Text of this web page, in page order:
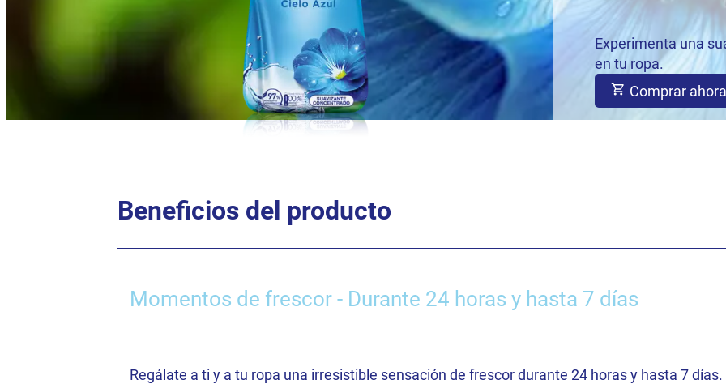
Experimenta una
en tu ropa.
Comprar ahora
Beneficios del producto
Momentos de frescor - Durante 24 horas y hasta 7 días
Regálate a ti y a tu ropa una irresistible sensación de frescor durante 24 horas y hasta 7 días.